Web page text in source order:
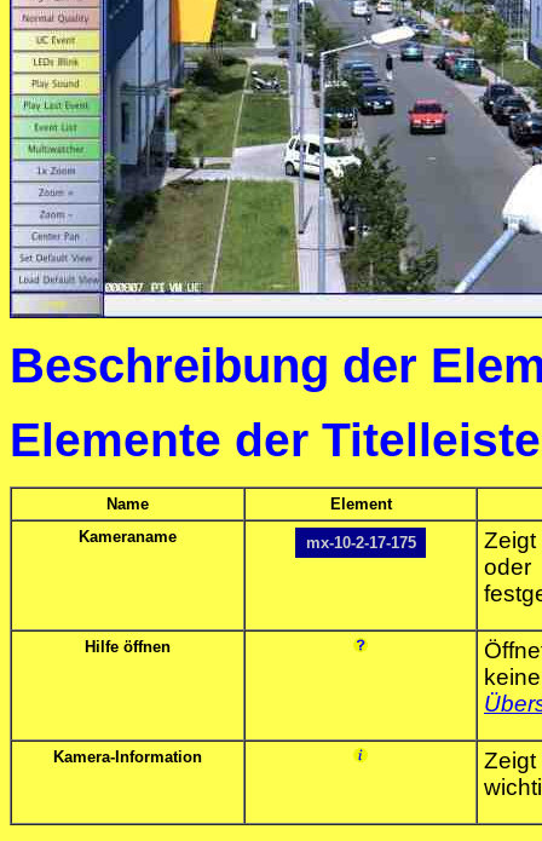
Beschreibung der
Elemente der Titelleiste
Name
Element
Kameraname
mx-10-2-17-175
Hilfe öffnen
Kamera-Information